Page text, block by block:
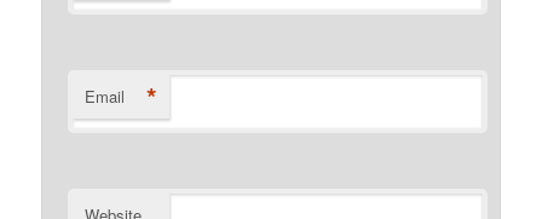
Email *